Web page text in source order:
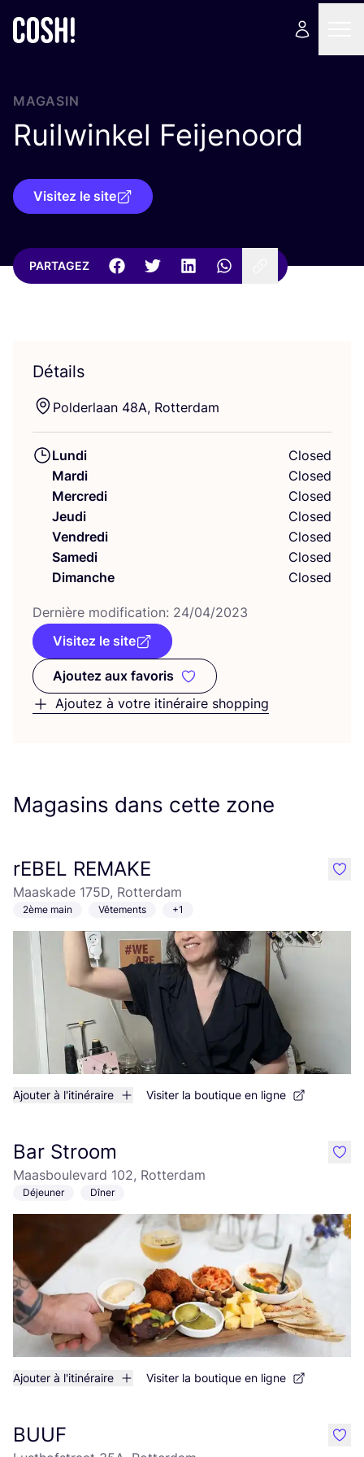
MAGASIN
Ruilwinkel Feijenoord
Visitez le site
PARTAGEZ
Détails
Pol­der­laan 48A, Rotterdam
Lundi
Closed
Mardi
Closed
Mercredi
Closed
Jeudi
Closed
Vendredi
Closed
Samedi
Closed
Dimanche
Closed
Der­nière modi­fi­ca­tion: 24/04/2023
Visitez le site
Ajoutez aux favoris
Ajoutez aux favoris
Ajoutez à votre itinéraire shopping
Magasins dans cette zone
rEBEL REMAKE
Maaskade 175D, Rotterdam
2ème main Vêtements +1
Ajouter à l'itinéraire Visiter la boutique en ligne
like
Bar Stroom
Maasboulevard 102, Rotterdam
Déjeuner Dîner
Ajouter à l'itinéraire Visiter la boutique en ligne
like
BUUF like